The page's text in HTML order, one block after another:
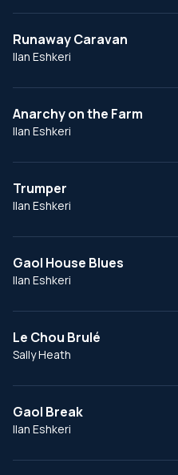
Runaway Caravan
Ilan Eshkeri
Anarchy on the Farm
Ilan Eshkeri
Trumper
Ilan Eshkeri
Gaol House Blues
Ilan Eshkeri
Le Chou Brulé
Sally Heath
Gaol Break
Ilan Eshkeri